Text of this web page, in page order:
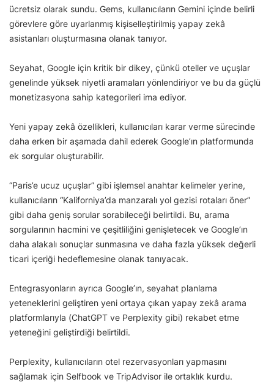
ücretsiz olarak sundu. Gems, kullanıcıların Gemini içinde belirli
görevlere göre uyarlanmış kişiselleştirilmiş yapay zekâ
asistanları oluşturmasına olanak tanıyor.
Seyahat, Google için kritik bir dikey, çünkü oteller ve uçuşlar
genelinde yüksek niyetli aramaları yönlendiriyor ve bu da güçlü
monetizasyona sahip kategorileri ima ediyor.
Yeni yapay zekâ özellikleri, kullanıcıları karar verme sürecinde
daha erken bir aşamada dahil ederek Google’ın platformunda
ek sorgular oluşturabilir.
“Paris’e ucuz uçuşlar” gibi işlemsel anahtar kelimeler yerine,
kullanıcıların “Kaliforniya’da manzaralı yol gezisi rotaları öner”
gibi daha geniş sorular sorabileceği belirtildi. Bu, arama
sorgularının hacmini ve çeşitliliğini genişletecek ve Google’ın
daha alakalı sonuçlar sunmasına ve daha fazla yüksek değerli
ticari içeriği hedeflemesine olanak tanıyacak.
Entegrasyonların ayrıca Google’ın, seyahat planlama
yeteneklerini geliştiren yeni ortaya çıkan yapay zekâ arama
platformlarıyla (ChatGPT ve Perplexity gibi) rekabet etme
yeteneğini geliştirdiği belirtildi.
Perplexity, kullanıcıların otel rezervasyonları yapmasını
sağlamak için Selfbook ve TripAdvisor ile ortaklık kurdu.